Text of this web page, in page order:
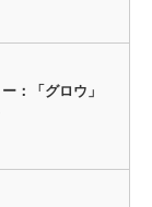
：「グロウ」